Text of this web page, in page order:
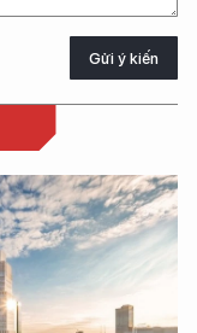
Gửi ý kiến